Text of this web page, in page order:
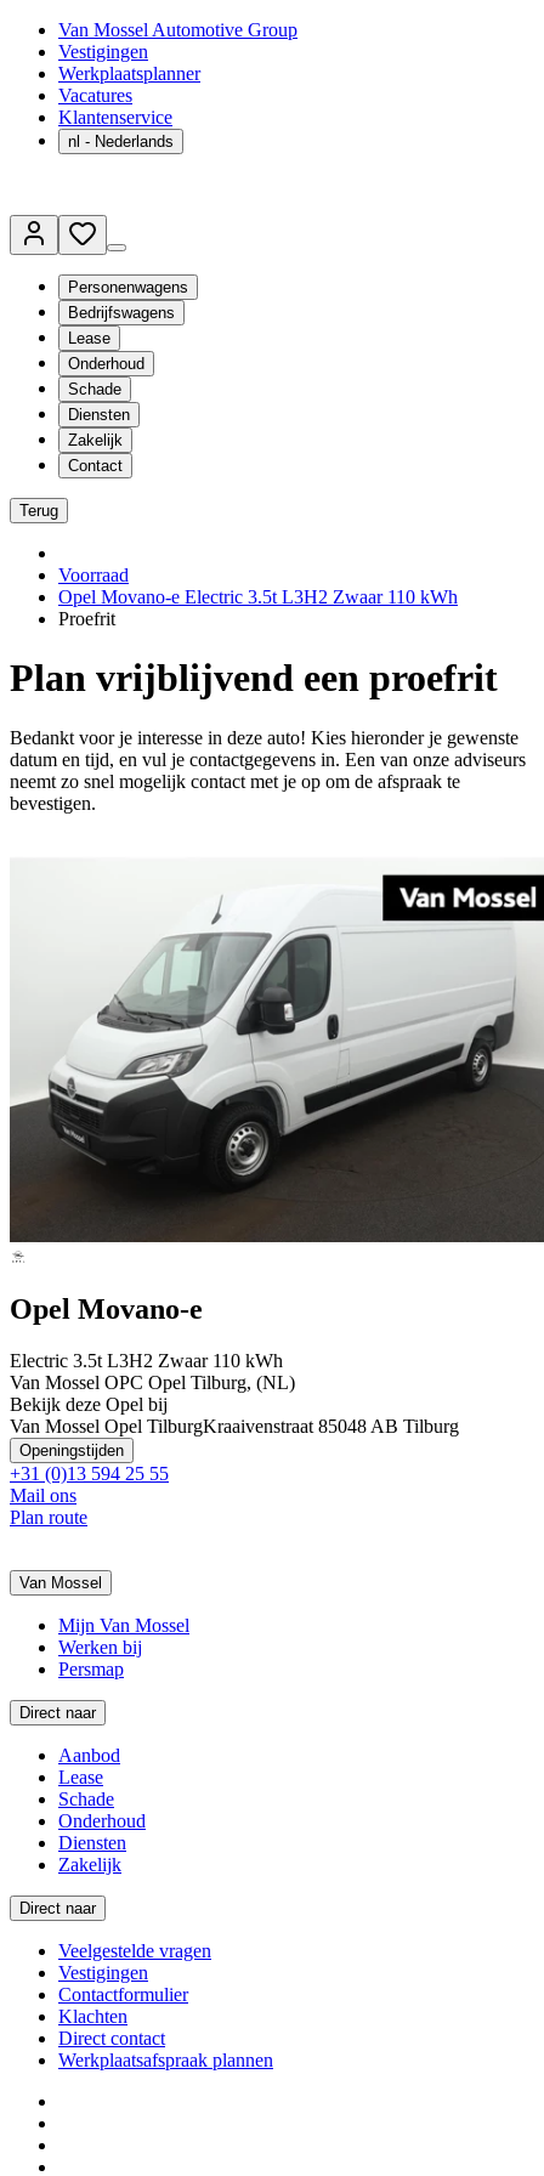
Van Mossel Automotive Group
Vestigingen
Werkplaatsplanner
Vacatures
Klantenservice
nl - Nederlands
Personenwagens
Bedrijfswagens
Lease
Onderhoud
Schade
Diensten
Zakelijk
Contact
Terug
Voorraad
Opel Movano-e Electric 3.5t L3H2 Zwaar 110 kWh
Proefrit
Plan vrijblijvend een proefrit
Bedankt voor je interesse in deze auto! Kies hieronder je gewenste
datum en tijd, en vul je contactgegevens in. Een van onze adviseurs
neemt zo snel mogelijk contact met je op om de afspraak te
bevestigen.
Opel Movano-e
Electric 3.5t L3H2 Zwaar 110 kWh
Van Mossel OPC Opel Tilburg, (NL)
Bekijk deze Opel bij
Van Mossel Opel TilburgKraaivenstraat 85048 AB Tilburg
Openingstijden
+31 (0)13 594 25 55
Mail ons
Plan route
Van Mossel
Mijn Van Mossel
Werken bij
Persmap
Direct naar
Aanbod
Lease
Schade
Onderhoud
Diensten
Zakelijk
Direct naar
Veelgestelde vragen
Vestigingen
Contactformulier
Klachten
Direct contact
Werkplaatsafspraak plannen